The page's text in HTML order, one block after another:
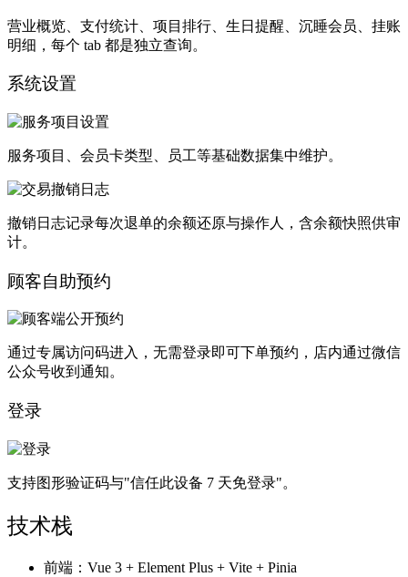
营业概览、支付统计、项目排行、生日提醒、沉睡会员、挂账
明细，每个 tab 都是独立查询。
系统设置
服务项目、会员卡类型、员工等基础数据集中维护。
撤销日志记录每次退单的余额还原与操作人，含余额快照供审
计。
顾客自助预约
通过专属访问码进入，无需登录即可下单预约，店内通过微信
公众号收到通知。
登录
支持图形验证码与"信任此设备 7 天免登录"。
技术栈
前端：Vue 3 + Element Plus + Vite + Pinia